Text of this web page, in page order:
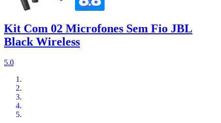
Kit Com 02 Microfones Sem Fio JBL
Black Wireless
5.0